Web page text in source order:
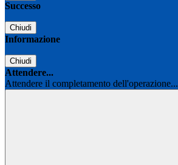
Successo
Chiudi
Informazione
Chiudi
Attendere...
Attendere il completamento dell'operazione...